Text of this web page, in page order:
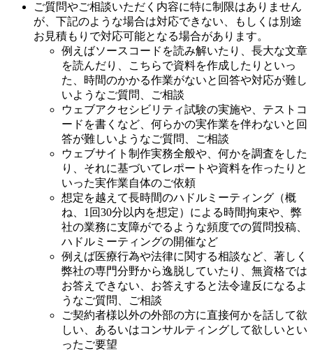
ご質問やご相談いただく内容に特に制限はありません
が、下記のような場合は対応できない、もしくは別途
お見積もりで対応可能となる場合があります。
例えばソースコードを読み解いたり、長大な文章
を読んだり、こちらで資料を作成したりといっ
た、時間のかかる作業がないと回答や対応が難し
いようなご質問、ご相談
ウェブアクセシビリティ試験の実施や、テストコ
ードを書くなど、何らかの実作業を伴わないと回
答が難しいようなご質問、ご相談
ウェブサイト制作実務全般や、何かを調査をした
り、それに基づいてレポートや資料を作ったりと
いった実作業自体のご依頼
想定を越えて長時間のハドルミーティング（概
ね、1回30分以内を想定）による時間拘束や、弊
社の業務に支障がでるような頻度での質問投稿、
ハドルミーティングの開催など
例えば医療行為や法律に関する相談など、著しく
弊社の専門分野から逸脱していたり、無資格では
お答えできない、お答えすると法令違反になるよ
うなご質問、ご相談
ご契約者様以外の外部の方に直接何かを話して欲
しい、あるいはコンサルティングして欲しいとい
ったご要望